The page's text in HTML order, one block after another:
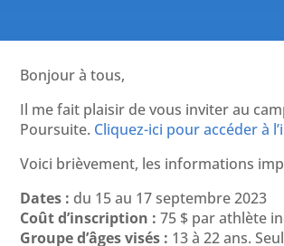
Bonjour à tous,
Il me fait plaisir de vous inviter au
Poursuite. Cliquez-ici pour accéder à
Voici brièvement, les informations
Dates : du 15 au 17 septembre 2023
Coût d’inscription : 75 $ par athlète
Groupe d’âges visés : 13 à 22 ans.